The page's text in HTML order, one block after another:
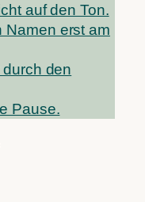
auf den Ton.
Namen erst am
den
Pause.